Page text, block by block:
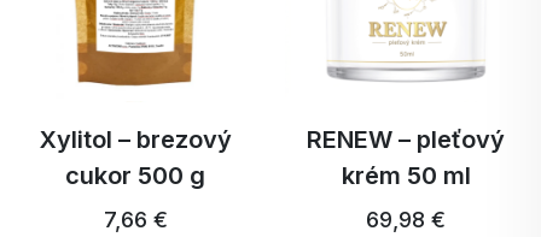
Xylitol – brezový
cukor 500 g
7,66 €
RENEW – pleťový
krém 50 ml
69,98 €